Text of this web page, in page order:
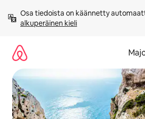
sisältö
väliin
Osa tiedoista on käännetty
alkuperäinen kieli